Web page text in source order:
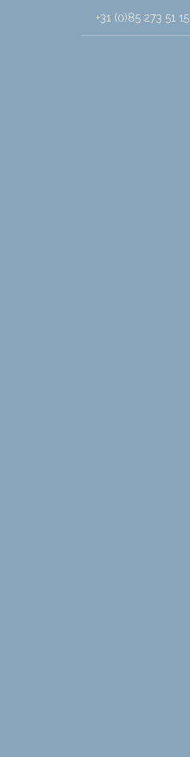
+31 (0)85 273 51 15